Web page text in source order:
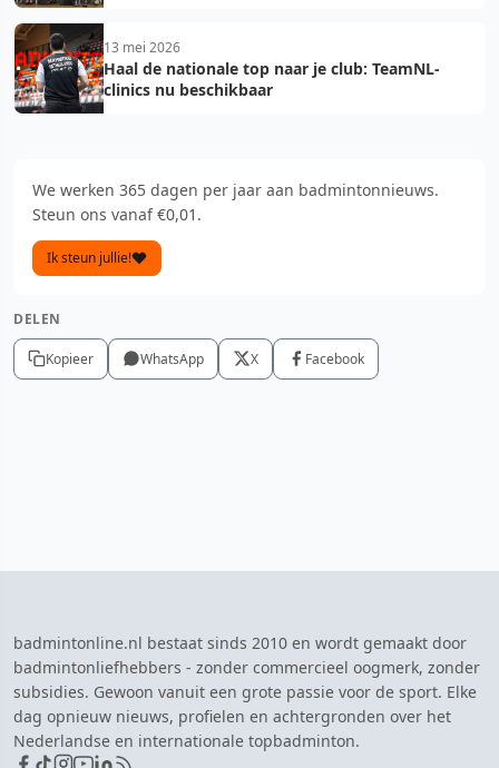
13 mei 2026
Haal de nationale top naar je club: TeamNL-
clinics nu beschikbaar
We werken 365 dagen per jaar aan badmintonnieuws.
Steun ons vanaf €0,01.
Ik steun jullie!
DELEN
Kopieer WhatsApp X Facebook
badmintonline.nl bestaat sinds 2010 en wordt gemaakt door
badmintonliefhebbers - zonder commercieel oogmerk, zonder
subsidies. Gewoon vanuit een grote passie voor de sport. Elke
dag opnieuw nieuws, profielen en achtergronden over het
Nederlandse en internationale topbadminton.